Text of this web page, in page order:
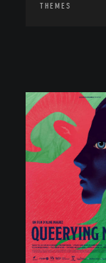
THEMES